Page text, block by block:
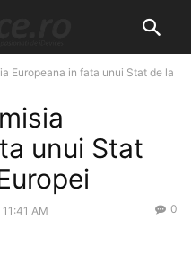
Europeana in fata unui Stat de la
unui Stat
AM 0